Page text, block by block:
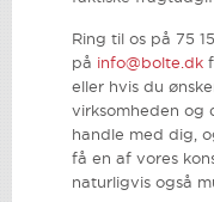
Ring til os på 75
på
info@bolte.dk
eller hvis du
virksomheden og
handle med dig,
få en af vores
naturligvis også